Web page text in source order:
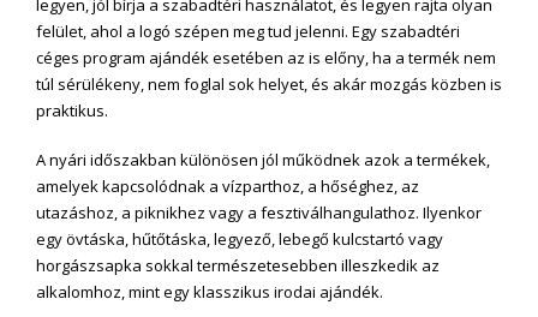
legyen, jól bírja a szabadtéri használatot, és legyen rajta olyan
felület, ahol a logó szépen meg tud jelenni. Egy szabadtéri
céges program ajándék esetében az is előny, ha a termék nem
túl sérülékeny, nem foglal sok helyet, és akár mozgás közben is
praktikus.
A nyári időszakban különösen jól működnek azok a termékek,
amelyek kapcsolódnak a vízparthoz, a hőséghez, az
utazáshoz, a piknikhez vagy a fesztiválhangulathoz. Ilyenkor
egy övtáska, hűtőtáska, legyező, lebegő kulcstartó vagy
horgászsapka sokkal természetesebben illeszkedik az
alkalomhoz, mint egy klasszikus irodai ajándék.